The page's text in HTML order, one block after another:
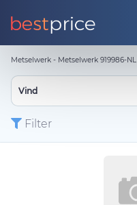
Metselwerk - Metselwerk 919986-NL
Filter